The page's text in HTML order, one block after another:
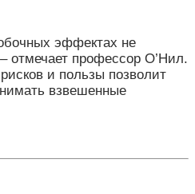
эффектах не
–отмечает профессор О’Нил.
и пользы позволит
взвешенные